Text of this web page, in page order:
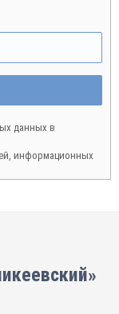
данных в
информационных